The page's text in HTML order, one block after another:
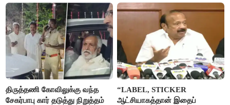
திருத்தணி கோவிலுக்கு வந்த
சேகர்பாபு கார் தடுத்து நிறுத்தம்
“LABEL, STICKER
ஆட்சியாகத்தான் இதைப்